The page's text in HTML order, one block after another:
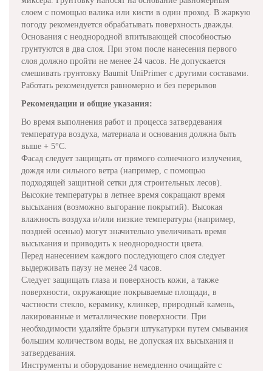
слоем с помощью валика или кисти в один проход. В жаркую
погоду рекомендуется обрабатывать поверхность дважды.
Основания с неоднородной впитывающей способностью
грунтуются в два слоя. При этом после нанесения первого
слоя должно пройти не менее 24 часов. Не допускается
смешивать грунтовку Baumit UniPrimer с другими составами.
Работать рекомендуется равномерно и без перерывов
Рекомендации и общие указания:
Во время выполнения работ и процесса затвердевания
температура воздуха, материала и основания должна быть
выше + 5°C.
Фасад следует защищать от прямого солнечного излучения,
дождя или сильного ветра (например, с помощью
подходящей защитной сетки для строительных лесов).
Высокие температуры в летнее время сокращают время
высыхания (возможно выгорание покрытий). Высокая
влажность воздуха и/или низкие температуры (например,
поздней осенью) могут значительно увеличивать время
высыхания и приводить к неоднородности цвета.
Перед нанесением каждого последующего слоя следует
выдерживать паузу не менее 24 часов.
Следует защищать глаза и поверхность кожи, а также
поверхности, окружающие покрываемые площади, в
частности стекло, керамику, клинкер, природный камень,
лакированные и металлические поверхности. При
необходимости удаляйте брызги штукатурки путем смывания
большим количеством воды, не допуская их высыхания и
затвердевания.
Инструменты и оборудование немедленно очищайте с